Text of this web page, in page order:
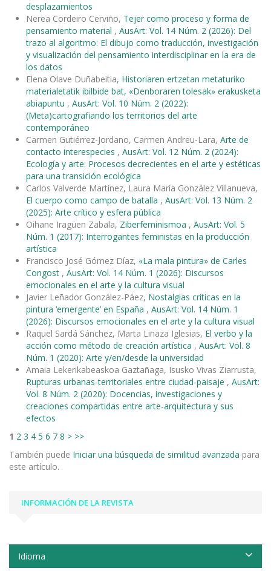
desplazamientos
Nerea Cordeiro Cerviño, Tejer como proceso y forma de
pensamiento material , AusArt: Vol. 14 Núm. 2 (2026): Del
trazo al algoritmo: El dibujo como traducción, investigación
y visualización del pensamiento interdisciplinar en la era de
los datos
Elena Olave Duñabeitia, Historiaren ertzetan metaturiko
materialetatik ibilbide bat, «Denboraren tolesak» erakusketa
abiapuntu , AusArt: Vol. 10 Núm. 2 (2022):
(Meta)cartografiando los territorios del arte
contemporáneo
Carmen Gutiérrez-Jordano, Carmen Andreu-Lara, Arte de
contacto interespecies , AusArt: Vol. 12 Núm. 2 (2024):
Ecología y arte: Procesos decrecientes en el arte y estéticas
para una transición ecológica
Carlos Valverde Martínez, Laura María González Villanueva,
El cuerpo como campo de batalla , AusArt: Vol. 13 Núm. 2
(2025): Arte crítico y esfera pública
Oihane Iragüen Zabala, Ziberfeminismoa , AusArt: Vol. 5
Núm. 1 (2017): Interrogantes feministas en la producción
artística
Francisco José Gómez Díaz, «La mala pintura» de Carles
Congost , AusArt: Vol. 14 Núm. 1 (2026): Discursos
emocionales en el arte y la cultura visual
Javier Leñador González-Páez, Nostalgias críticas en la
pintura ‘emergente’ en España , AusArt: Vol. 14 Núm. 1
(2026): Discursos emocionales en el arte y la cultura visual
Raquel Sardá Sánchez, Marta Linaza Iglesias, El verbo y la
acción como método de creación artística , AusArt: Vol. 8
Núm. 1 (2020): Arte y/en/desde la universidad
Amaia Lekerikabeaskoa Gaztañaga, Isusko Vivas Ziarrusta,
Rupturas urbanas-territoriales entre ciudad-paisaje , AusArt:
Vol. 8 Núm. 2 (2020): Docencias, investigaciones y
creaciones compartidas entre arte-arquitectura y sus
efectos
1 2 3 4 5 6 7 8 > >>
También puede Iniciar una búsqueda de similitud avanzada para
este artículo.
INFORMACIÓN DE LA REVISTA
Idioma